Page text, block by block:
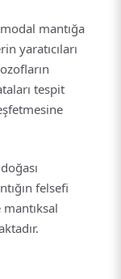
mantığa
yaratıcıları
tespit
felsefi